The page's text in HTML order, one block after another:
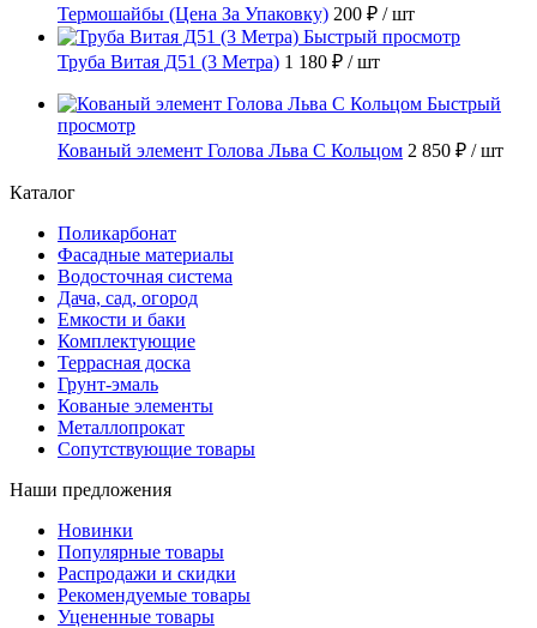
Термошайбы (Цена За Упаковку) 200 ₽ / шт
Быстрый просмотр
Труба Витая Д51 (3 Метра) 1 180 ₽ / шт
Быстрый
просмотр
Кованый элемент Голова Льва С Кольцом 2 850 ₽ / шт
Каталог
Поликарбонат
Фасадные материалы
Водосточная система
Дача, сад, огород
Емкости и баки
Комплектующие
Террасная доска
Грунт-эмаль
Кованые элементы
Металлопрокат
Сопутствующие товары
Наши предложения
Новинки
Популярные товары
Распродажи и скидки
Рекомендуемые товары
Уцененные товары